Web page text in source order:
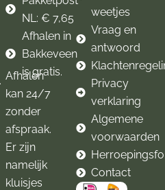
NL: € 7,65
Afhalen in
Bakkeveen
is gratis.
Afhalen
kan 24/7
zonder
afspraak.
Er zijn
namelijk
kluisjes
weetjes
Vraag en
antwoord
Privacy
verklaring
Algemene
voorwaarden
Contact